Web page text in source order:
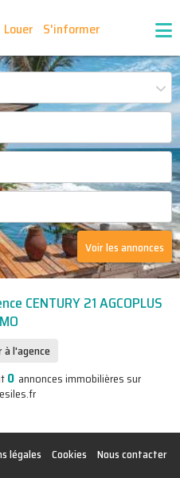
Louer S'informer
sélection d'annonces
Partenaires
Voir les annonces
CENTURY 21 AGCOPLUS
à l'agence
0 annonces immobilières sur
légales Cookies
Nous contacter